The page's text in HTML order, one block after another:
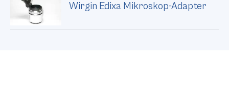
Wirgin Edixa Mikroskop-Adapter